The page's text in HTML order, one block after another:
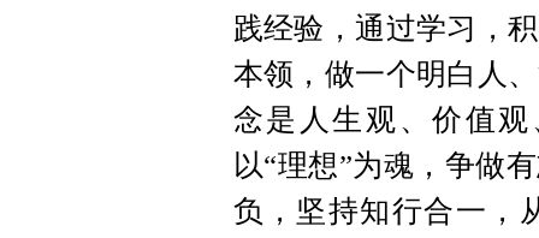
践经验，通过学习，
本领，做一个明白人
念是人生观、价值
以“理想”为魂，争做
负，坚持知行合一，